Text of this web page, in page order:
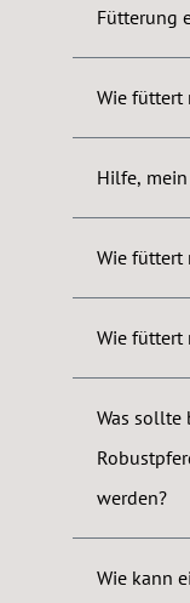
Fütterung
Wie füttert
Hilfe,
Wie füttert
Wie füttert
Was sollte
werden?
Wie kann